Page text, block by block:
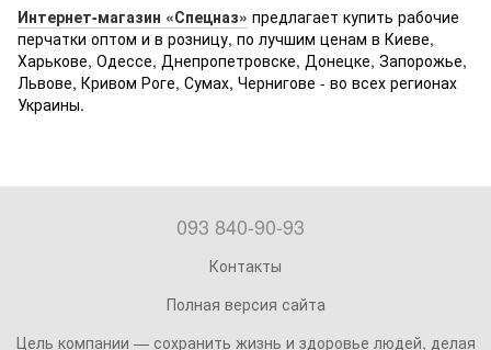
Интернет-магазин «Спецназ» предлагает купить рабочие
перчатки оптом и в розницу, по лучшим ценам в Киеве,
Харькове, Одессе, Днепропетровске, Донецке, Запорожье,
Львове, Кривом Роге, Сумах, Чернигове - во всех регионах
Украины.
093 840-90-93
Контакты
Полная версия сайта
Цель компании — сохранить жизнь и здоровье людей, делая